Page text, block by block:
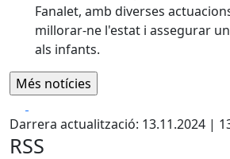
Fanalet, amb diverses
millorar-ne l'estat i assegurar
als infants.
Darrera actualització: 13.11.2024 |
RSS